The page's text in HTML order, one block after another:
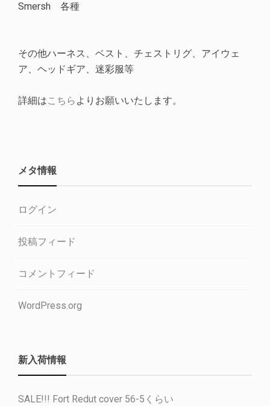
Smersh 各種
その他ハーネス、ベスト、チェストリグ、アイウェ
ア、ヘッドギア、迷彩服等
詳細はこちら よりお願いいたします。
メタ情報
ログイン
投稿フィード
コメントフィード
WordPress.org
新入荷情報
SALE!!! Fort Redut cover 56-5くらい